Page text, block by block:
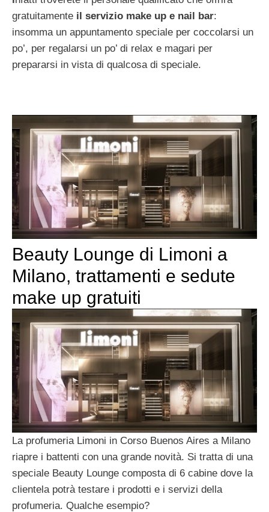
gratuitamente il servizio make up e nail bar:
insomma un appuntamento speciale per coccolarsi un
po’, per regalarsi un po’ di relax e magari per
prepararsi in vista di qualcosa di speciale.
Beauty Lounge di Limoni a
Milano, trattamenti e sedute
make up gratuiti
La profumeria Limoni in Corso Buenos Aires a Milano
riapre i battenti con una grande novità. Si tratta di una
speciale Beauty Lounge composta di 6 cabine dove la
clientela potrà testare i prodotti e i servizi della
profumeria. Qualche esempio?